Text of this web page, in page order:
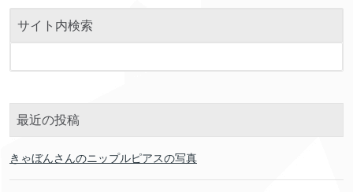
サイト内検索
最近の投稿
きゃぼんさんのニップルピアスの写真